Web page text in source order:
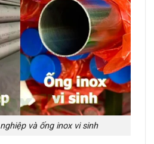
và ống inox vi sinh